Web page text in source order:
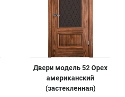
Двери модель 52 Орех
американский
(застекленная)